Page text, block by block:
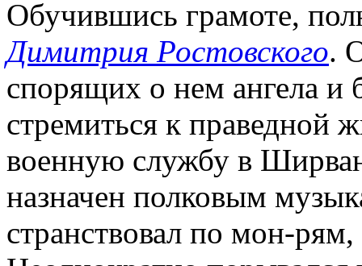
Обучившись грамоте,
Димитрия Ростовского.
спорящих о нем ангела и
стремиться к праведной
военную службу в
назначен полковым
странствовал по мон-